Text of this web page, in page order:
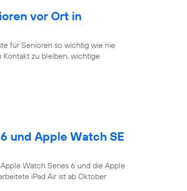
vor Ort in
für Senioren so wichtig wie nie
Kontakt zu bleiben, wichtige
und Apple Watch SE
Watch Series 6 und die Apple
iPad Air ist ab Oktober